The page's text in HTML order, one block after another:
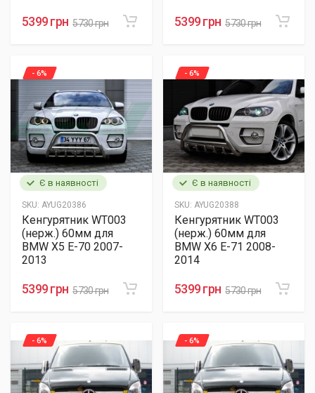
5399 грн 5730 грн 5399 грн 5730 грн
Є в наявності
SKU: AYUG20386
- 6%
Кенгурятник WT003
(нерж.) 60мм для
BMW X5 E-70 2007-
2013
5399 грн 5730 грн
Є в наявності
SKU: AYUG20388
- 6%
Кенгурятник WT003
(нерж.) 60мм для
BMW X6 E-71 2008-
2014
5399 грн 5730 грн
- 6% - 6%